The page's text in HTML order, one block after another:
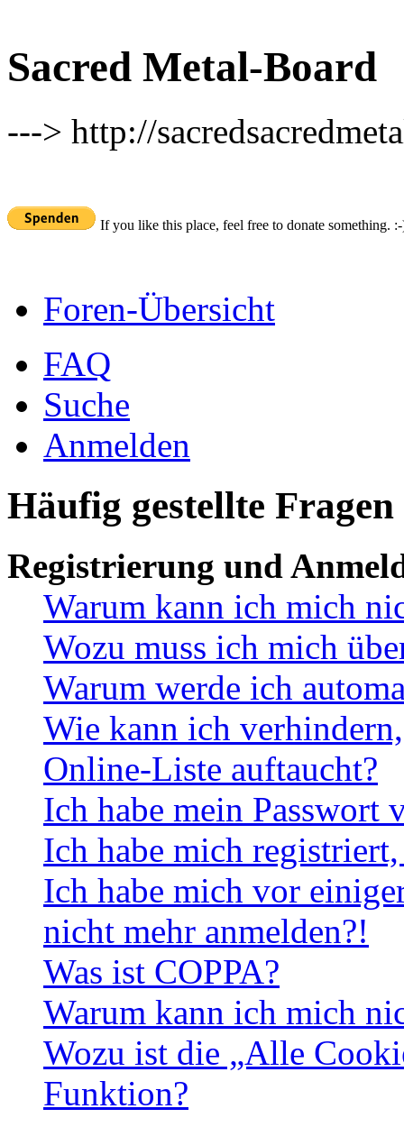
Sacred Metal-Board
---> http://
If you like this place, feel free to donate something.
Foren-Übersicht
FAQ
Suche
Anmelden
Häufig gestellte Fragen
Registrierung und
Warum kann ich mich
Wozu muss ich mich
Warum werde ich
Wie kann ich
Online-Liste auftaucht?
Ich habe mein Passwort
Ich habe mich
Ich habe mich vor
nicht mehr anmelden?!
Was ist COPPA?
Warum kann ich mich
Wozu ist die „Alle
Funktion?